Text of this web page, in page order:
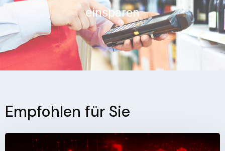
einsparen
Empfohlen für Sie